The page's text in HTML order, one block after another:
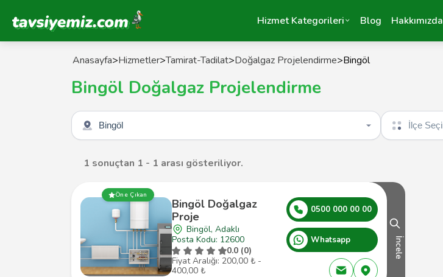
Tavsiyemiz Anasayfa Hizmet Kategorileri Blog Hakkımızda
Anasayfa>Hizmetler>Tamirat-Tadilat>Doğalgaz Projelendirme>Bingöl
Bingöl Doğalgaz Projelendirme
Şehir seçin İlçe seçin
1 sonuçtan 1 - 1 arası gösteriliyor.
Öne Çıkan
Bingöl Doğalgaz
Proje
Bingöl, Adaklı
Posta Kodu: 12600
0.0 (0)
Fiyat Aralığı: 200,00 ₺ -
400,00 ₺
0500 000 00 00
Whatsapp İncele